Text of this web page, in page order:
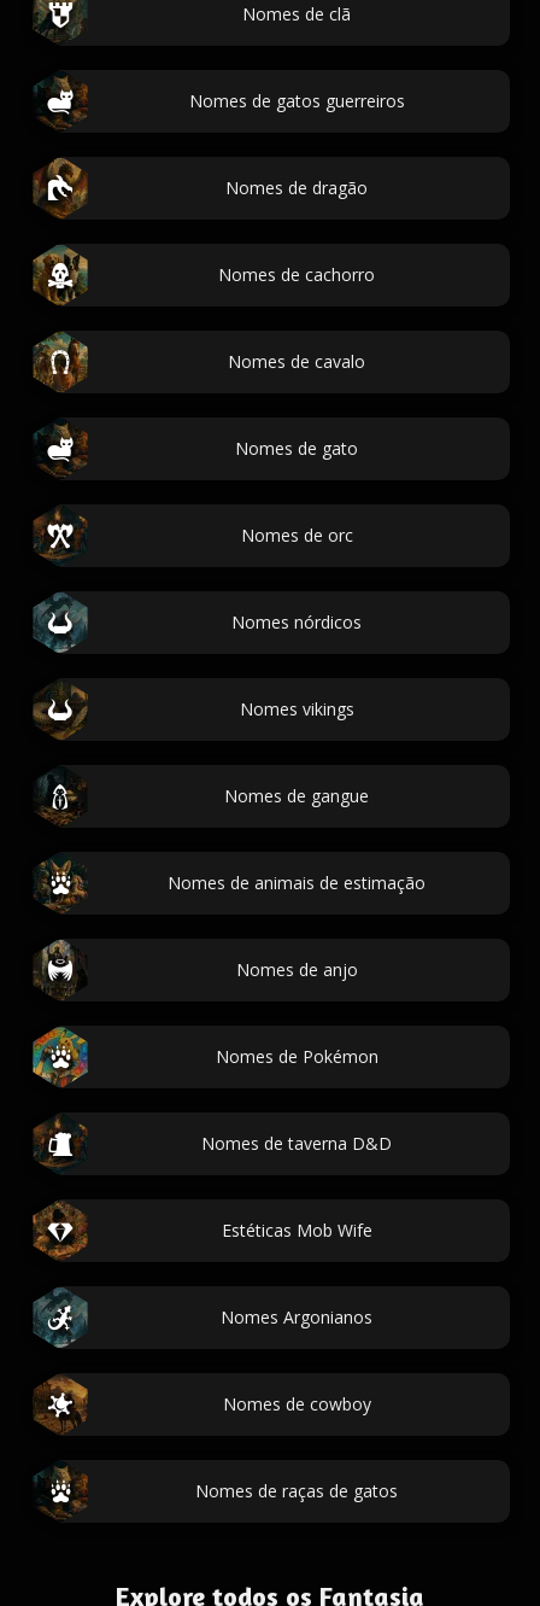
Nomes de clã
Nomes de gatos guerreiros
Nomes de dragão
Nomes de cachorro
Nomes de cavalo
Nomes de gato
Nomes de orc
Nomes nórdicos
Nomes vikings
Nomes de gangue
Nomes de animais de estimação
Nomes de anjo
Nomes de Pokémon
Nomes de taverna D&D
Estéticas Mob Wife
Nomes Argonianos
Nomes de cowboy
Nomes de raças de gatos
Explore todos os Fantasia